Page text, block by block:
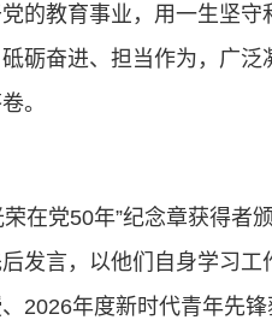
的教育事业，用一生坚
砺奋进、担当作为，广
。
荣在党50年”纪念章获得者
发言，以他们自身学习
2026年度新时代青年先